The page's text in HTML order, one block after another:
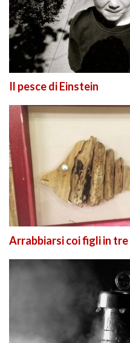
Il pesce di Einstein
Arrabbiarsi coi figli in tre